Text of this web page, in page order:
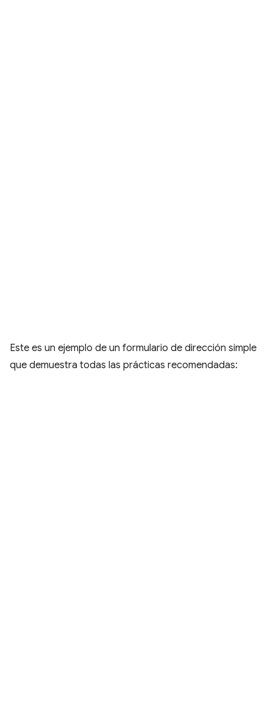
Este es un ejemplo de un formulario de dirección simple
que demuestra todas las prácticas recomendadas: